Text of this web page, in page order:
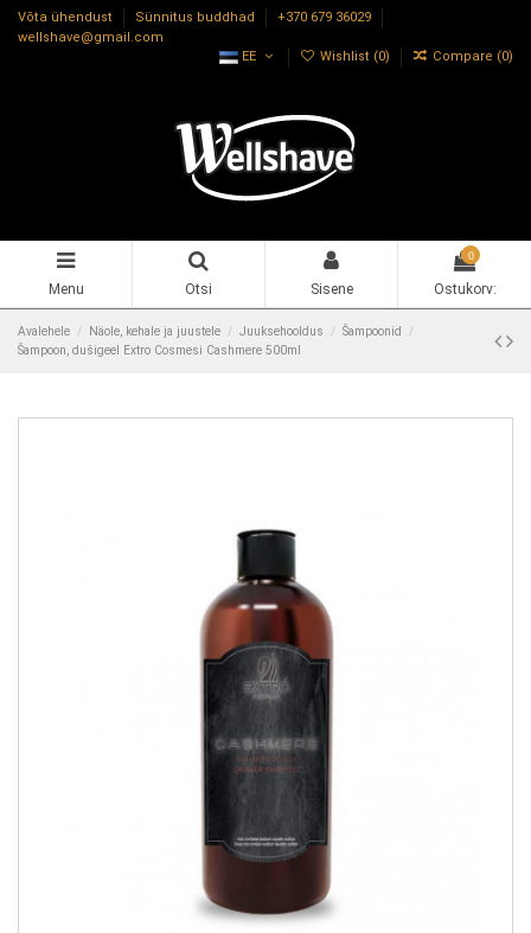
Võta ühendust Sünnitus buddhad
+370 679 36029
wellshave@gmail.com
EE
Wishlist (0) Compare (0)
Menu Otsi Sisene
0
Ostukorv:
Avalehele Näole, kehale ja juustele Juuksehooldus
Šampoonid
Šampoon, dušigeel Extro Cosmesi Cashmere 500ml